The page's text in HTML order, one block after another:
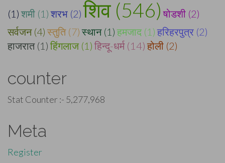
(1) शमी (1) शरभ (2) शिव (546) षोडशी (2)
सर्वजन (4) स्तुति (7) स्थान (1) हमजाद (1) हरिहरपुत्र (2)
हाजरात (1) हिंगलाज (1) हिन्दू-धर्म (14) होली (2)
counter
Stat Counter :- 5,277,968
Meta
Register